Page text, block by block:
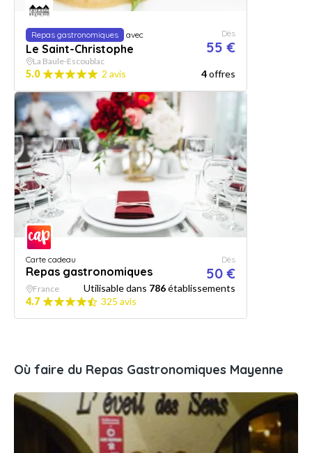
Repas gastronomiques avec
Le Saint-Christophe
Dès
55 €
La Baule-Escoublac
5.0 2 avis 4offres
Carte cadeau
Repas gastronomiques
Dès
50 €
France Utilisable dans 786établissements
4.7
325 avis
Où faire du Repas Gastronomiques Mayenne